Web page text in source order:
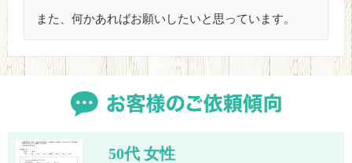
また、何かあればお願いしたいと思っています。
50代 女性